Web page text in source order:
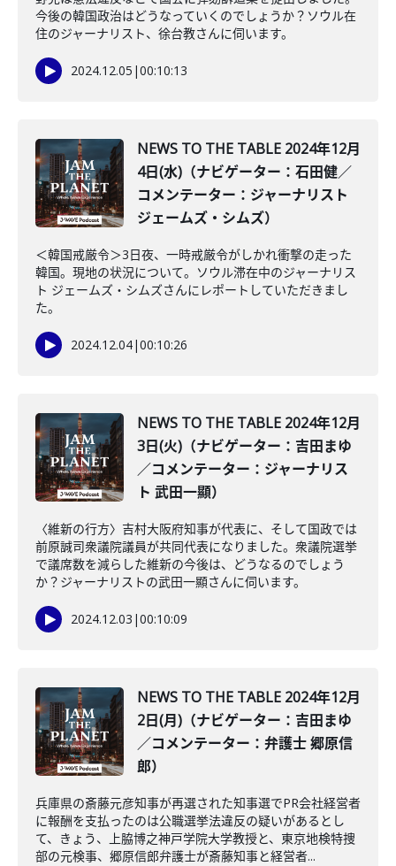
今後の韓国政治はどうなっていくのでしょうか？ソウル在
住のジャーナリスト、徐台教さんに伺います。
2024.12.05 |00:10:13
NEWS TO THE TABLE 2024年12月
4日(水)（ナビゲーター：石田健／
コメンテーター：ジャーナリスト
ジェームズ・シムズ）
＜韓国戒厳令＞3日夜、一時戒厳令がしかれ衝撃の走った
韓国。現地の状況について。ソウル滞在中のジャーナリス
ト ジェームズ・シムズさんにレポートしていただきまし
た。
2024.12.04|00:10:26
NEWS TO THE TABLE 2024年12月
3日(火)（ナビゲーター：吉田まゆ
／コメンテーター：ジャーナリス
ト 武田一顯）
〈維新の行方〉吉村大阪府知事が代表に、そして国政では
前原誠司衆議院議員が共同代表になりました。衆議院選挙
で議席数を減らした維新の今後は、どうなるのでしょう
か？ジャーナリストの武田一顯さんに伺います。
2024.12.03 |00:10:09
NEWS TO THE TABLE 2024年12月
2日(月)（ナビゲーター：吉田まゆ
／コメンテーター：弁護士 郷原信
郎）
兵庫県の斎藤元彦知事が再選された知事選でPR会社経営者
に報酬を支払ったのは公職選挙法違反の疑いがあるとし
て、きょう、上脇博之神戸学院大学教授と、東京地検特捜
部の元検事、郷原信郎弁護士が斎藤知事と経営者...